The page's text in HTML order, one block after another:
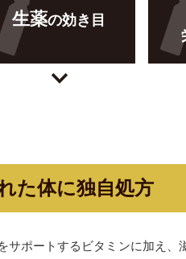
生薬の効き目
た体に独自処方
サポートするビタミンに加え、